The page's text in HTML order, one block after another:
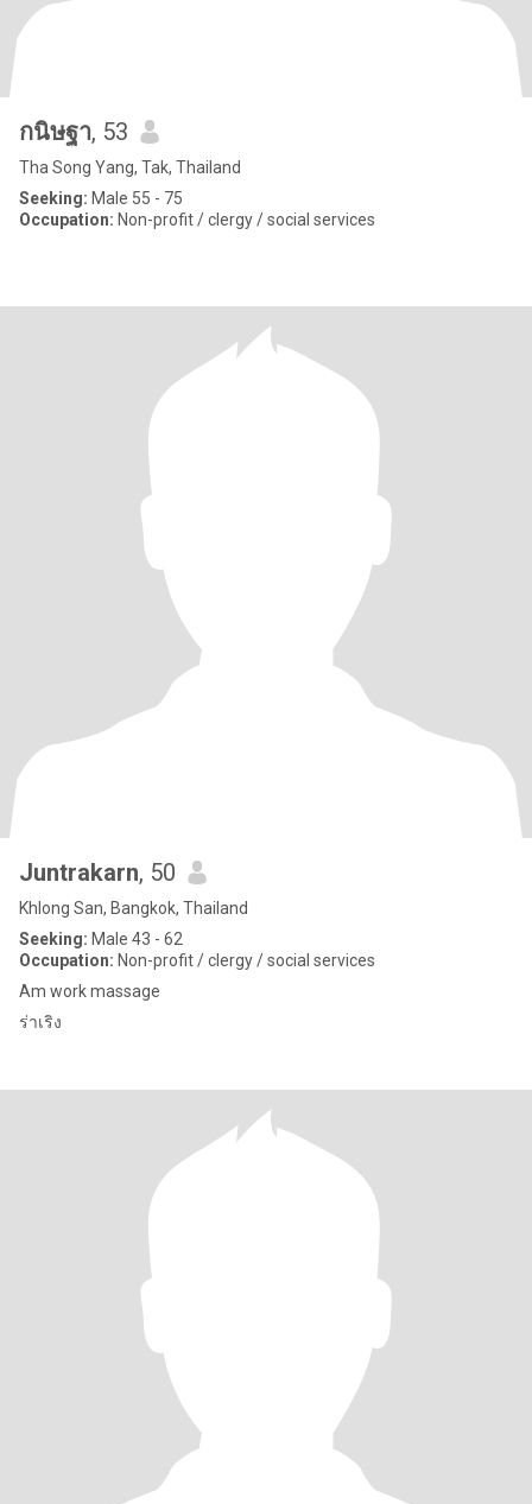
กนิษฐา, 53
Tha Song Yang, Tak, Thailand
Seeking: Male 55 - 75
Occupation: Non-profit / clergy / social services
Juntrakarn, 50
Khlong San, Bangkok, Thailand
Seeking: Male 43 - 62
Occupation: Non-profit / clergy / social services
Am work massage
ร่าเริง